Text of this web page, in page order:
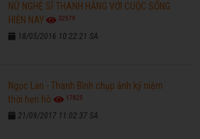
NỮ NGHỆ SĨ THANH HẰNG VỚI CUỘC SỐNG
HIỆN NAY
32579
18/05/2016 10:22:21 SA
Ngọc Lan - Thanh Bình chụp ảnh kỷ niệm
thời hẹn hò
17825
21/09/2017 11:02:37 SA